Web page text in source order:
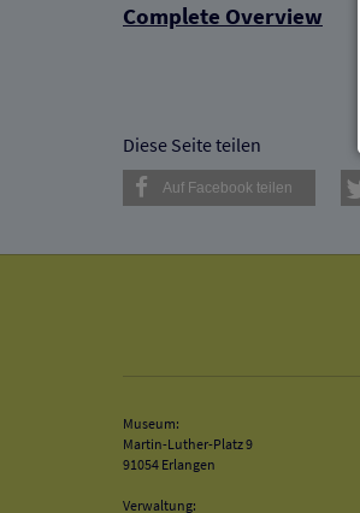
Complete Overview
Diese Seite teilen
Auf Facebook teilen
Museum:
Martin-Luther-Platz 9
91054 Erlangen
Verwaltung: